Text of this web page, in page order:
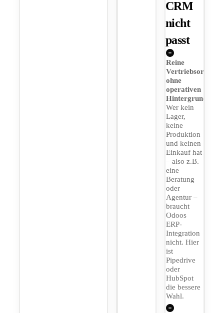
CRM
nicht
passt
Reine
ohne
operativen
Hintergrund
Wer kein
Lager,
keine
Produktion
und keinen
Einkauf hat
– also z.B.
eine
Beratung
oder
Agentur –
braucht
Odoos
ERP-
Integration
nicht. Hier
ist
Pipedrive
oder
HubSpot
die bessere
Wahl.